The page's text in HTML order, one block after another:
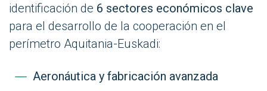
identificación de 6 sectores económicos clave
para el desarrollo de la cooperación en el
perímetro Aquitania-Euskadi:
Aeronáutica y fabricación avanzada